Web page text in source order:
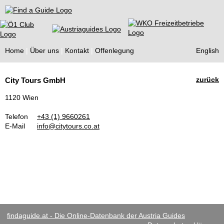
Find a Guide
Home Über uns Kontakt Offenlegung English
Guides
zurück
City Tours GmbH
1120 Wien
Telefon
+43 (1) 9660261
E-Mail
info@citytours.co.at
findaguide.at - Die Online-Datenbank der Austria Guides